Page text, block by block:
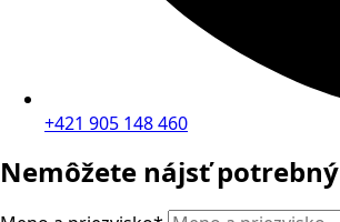
+421 905 148 460
Nemôžete nájsť